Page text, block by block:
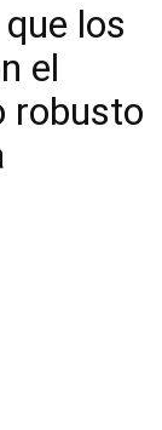
los
el
robusto